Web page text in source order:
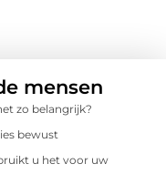
mensen
zo belangrijk?
bewust
u het voor uw